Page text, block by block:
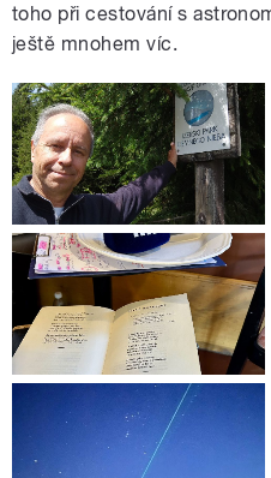
toho při cestování s
ještě mnohem víc.